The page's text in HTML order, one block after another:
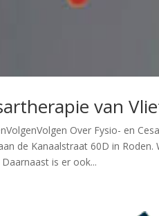
van
Over Fysio- en
de Kanaalstraat 60D in
is er ook...